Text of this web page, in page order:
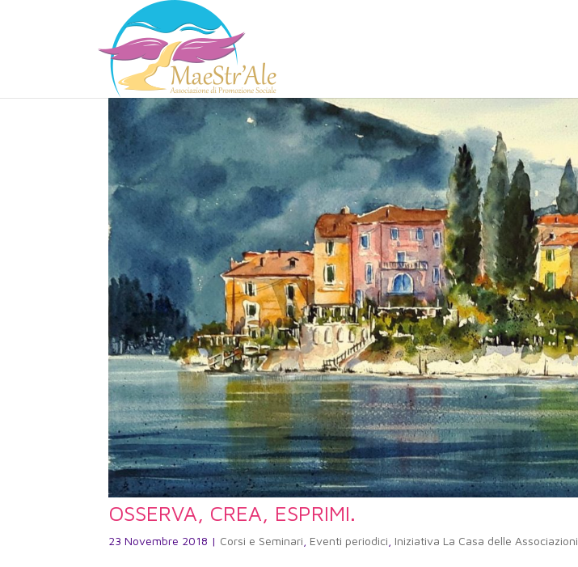
OSSERVA, CREA, ESPRIMI.
23 Novembre 2018 | Corsi e Seminari Eventi periodici Iniziativa La Casa delle Associazioni